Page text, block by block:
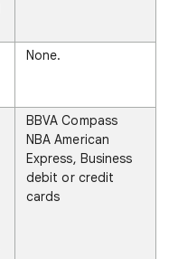
None.
BBVA Compass
NBA American
Express, Business
debit or credit
cards